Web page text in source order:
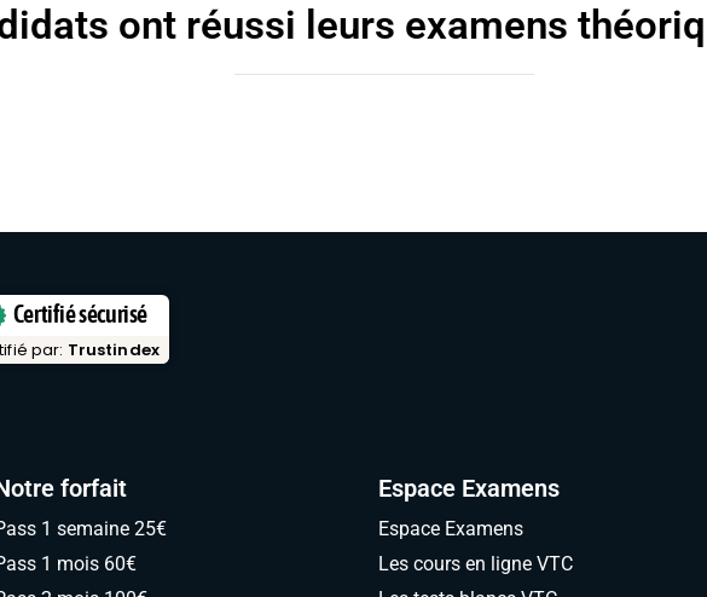
ont réussi leurs examens
Certifié sécurisé
par: Trustindex
forfait
1 semaine 25€
1 mois 60€
Espace Examens
Espace Examens
Les cours en ligne VTC